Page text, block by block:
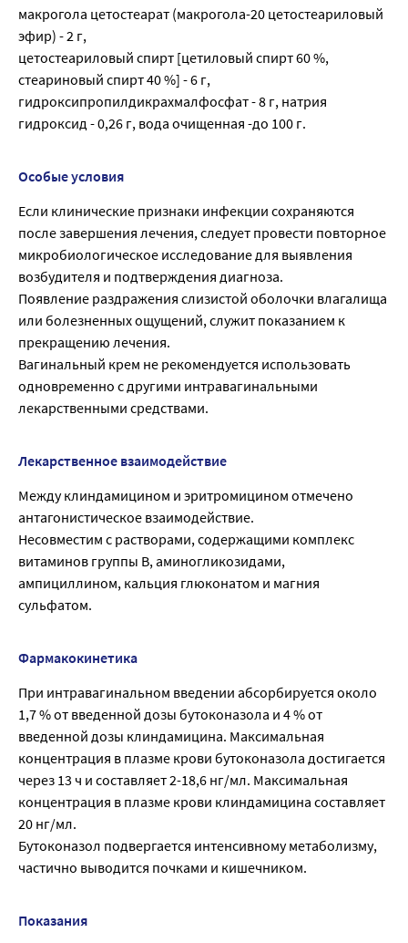
макрогола цетостеарат (макрогола-20 цетостеариловый
эфир) - 2 г,
цетостеариловый спирт [цетиловый спирт 60 %,
стеариновый спирт 40 %] - 6 г,
гидроксипропилдикрахмалфосфат - 8 г, натрия
гидроксид - 0,26 г, вода очищенная -до 100 г.
Особые условия
Если клинические признаки инфекции сохраняются
после завершения лечения, следует провести повторное
микробиологическое исследование для выявления
возбудителя и подтверждения диагноза.
Появление раздражения слизистой оболочки влагалища
или болезненных ощущений, служит показанием к
прекращению лечения.
Вагинальный крем не рекомендуется использовать
одновременно с другими интравагинальными
лекарственными средствами.
Лекарственное взаимодействие
Между клиндамицином и эритромицином отмечено
антагонистическое взаимодействие.
Несовместим с растворами, содержащими комплекс
витаминов группы В, аминогликозидами,
ампициллином, кальция глюконатом и магния
сульфатом.
Фармакокинетика
При интравагинальном введении абсорбируется около
1,7 % от введенной дозы бутоконазола и 4 % от
введенной дозы клиндамицина. Максимальная
концентрация в плазме крови бутоконазола достигается
через 13 ч и составляет 2-18,6 нг/мл. Максимальная
концентрация в плазме крови клиндамицина составляет
20 нг/мл.
Бутоконазол подвергается интенсивному метаболизму,
частично выводится почками и кишечником.
Показания